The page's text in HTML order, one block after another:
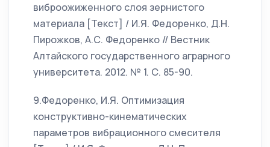
виброожиженного слоя зернистого
материала [Текст] / И.Я. Федоренко, Д.Н.
Пирожков, А.С. Федоренко // Вестник
Алтайского государственного аграрного
университета. 2012. № 1. С. 85-90.
9.Федоренко, И.Я. Оптимизация
конструктивно-кинематических
параметров вибрационного смесителя